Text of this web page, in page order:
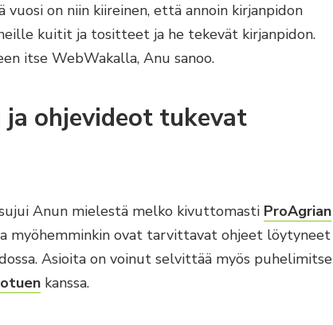
vuosi on niin kiireinen, että annoin kirjanpidon
kuitit ja tositteet ja he tekevät kirjanpidon.
itse WebWakalla, Anu sanoo.
ohjevideot tukevat
Anun mielestä melko kivuttomasti ProAgrian
myöhemminkin ovat tarvittavat ohjeet löytyneet
Asioita on voinut selvittää myös puhelimitse
kanssa.